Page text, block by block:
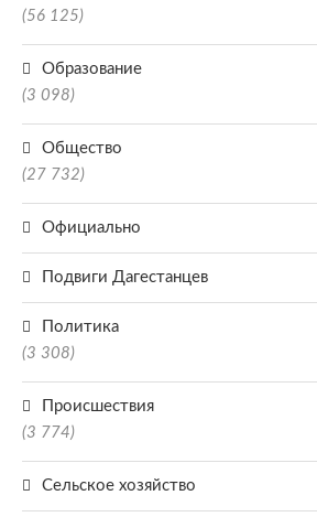
(56 125)
Образование
(3 098)
Общество
(27 732)
Официально
Подвиги Дагестанцев
Политика
(3 308)
Происшествия
(3 774)
Сельское хозяйство